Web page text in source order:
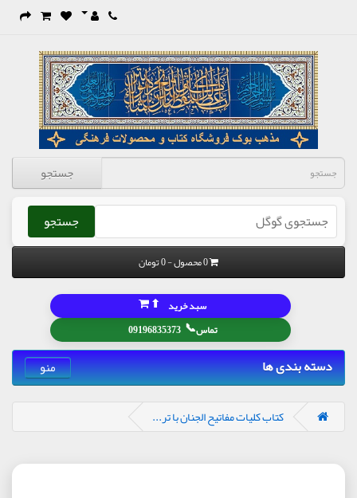
جستجو
جستجو
0 محصول - 0 تومان
تماس📞
09196835373
سبد خرید ⬆
دسته بندی ها منو
کتاب کلیات مفاتیح الجنان با تر...